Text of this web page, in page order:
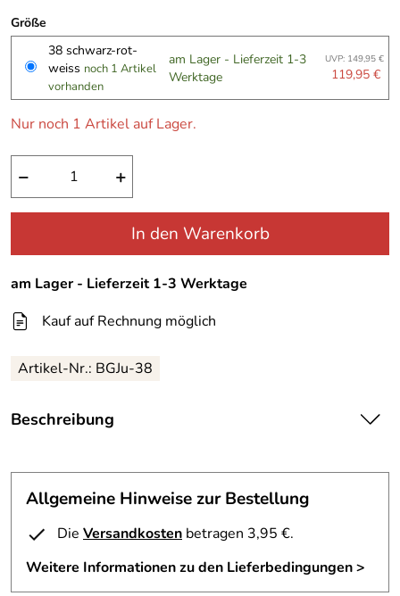
Größe
38 schwarz-rot-
weiss noch 1 Artikel
vorhanden
am Lager - Lieferzeit 1-3
Werktage
UVP: 149,95 €
119,95 €
Nur noch 1 Artikel auf Lager.
− +
In den Warenkorb
am Lager - Lieferzeit 1-3 Werktage
Kauf auf Rechnung möglich
Artikel-Nr.: BGJu-38
Beschreibung
Flott, flott kommt Sie daher. Warum sollten
Motorradfahrerinnen nicht auch super aussehen!
Kein Problem mit dieser Jacke
-attraktive Damenjacke aus Polyamidgewebe
- spezieller Damenschnitt
- winddichte, wasserdichte und atmungsaktive
Allgemeine Hinweise zur Bestellung
Die Versandkosten betragen 3,95 €.
Weitere Informationen zu den Lieferbedingungen >